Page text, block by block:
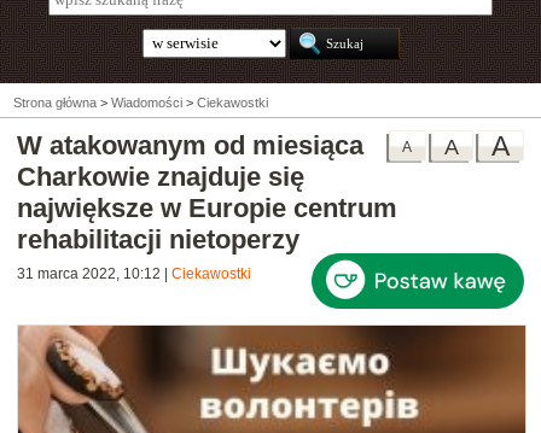
Strona główna > Wiadomości > Ciekawostki
A
A
A
W atakowanym od miesiąca
Charkowie znajduje się
największe w Europie centrum
rehabilitacji nietoperzy
31 marca 2022, 10:12 Ciekawostki